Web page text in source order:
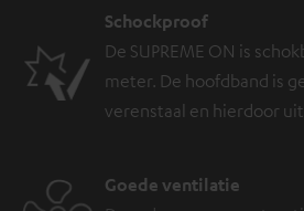
Schockproof
De SUPREME ON is
meter. De hoofdband is
verenstaal en hierdoor
Goede ventilatie